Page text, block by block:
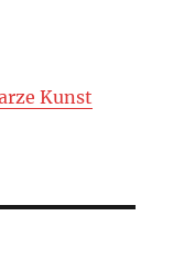
Kunst